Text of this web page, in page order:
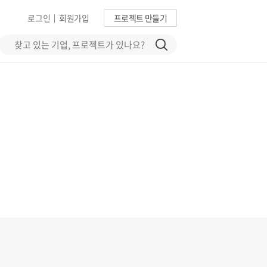
프로젝트 만들기
회원가입
|
로그인